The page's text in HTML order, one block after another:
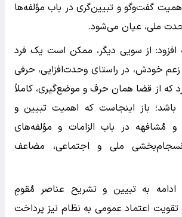
گفت‌وگو و تبیین‌گری در باب مؤلفه‌ها
ملی، عیان می‌شود.
از سویی دیگر، ممکن است یک فرد
خودش، در راستای وحدت‌افزایی، حرفی
که از قضا همان حرف و موضع‌گیری، کاملاً
باز اینجاست که اهمیت تبیین و
مُشافهه در باب الزامات و مؤلفه‌های
ملی و اجتماعی، مضاعف
به تبیین و تشریح عناصر مُقومِ
تقویت اعتماد عمومی به نظام نیز پرداخت